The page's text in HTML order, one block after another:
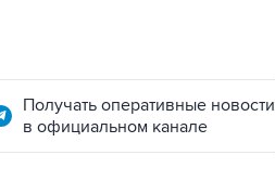
Получать оперативные новости
в официальном канале